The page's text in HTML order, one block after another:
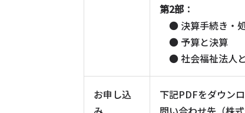
第2部：
● 決算手続き・
● 予算と決算
● 社会福祉法人
お申し込
下記PDFをダウン